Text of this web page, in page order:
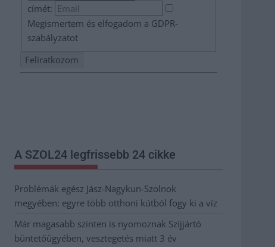
címét:
Megismertem és elfogadom a GDPR-
szabályzatot
A SZOL24 legfrissebb 24 cikke
Problémák egész Jász-Nagykun-Szolnok
megyében: egyre több otthoni kútból fogy ki a víz
Már magasabb szinten is nyomoznak Szijjártó
büntetőügyében, vesztegetés miatt 3 év